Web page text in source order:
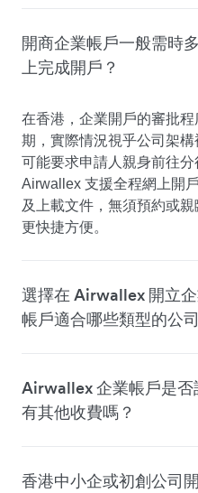
開商企業帳戶一般需時
上完成開戶？
在香港，企業開戶的審批
期，實際情況視乎公司架
可能要求申請人親身前往分
Airwallex 支援全程網上開
及上載文件，無須預約或
更快捷方便。
選擇在 Airwallex 開立
帳戶適合哪些類型的公
Airwallex 企業帳戶是否
有其他收費嗎？
香港中小企或初創公司